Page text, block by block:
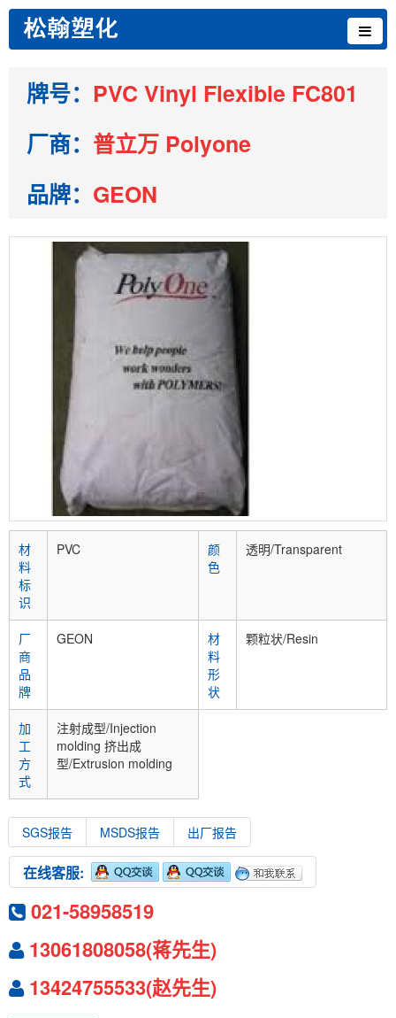
牌号： PVC Vinyl Flexible FC801
厂商： 普立万 Polyone
品牌： GEON
材
料
标
识
PVC
颜
色
透明/Transparent
厂
商
品
牌
GEON
材
料
形
状
颗粒状/Resin
加
工
方
式
注射成型/Injection
molding 挤出成
型/Extrusion molding
SGS报告 MSDS报告 出厂报告
在线客服:
021-58958519
13061808058(蒋先生)
13424755533(赵先生)